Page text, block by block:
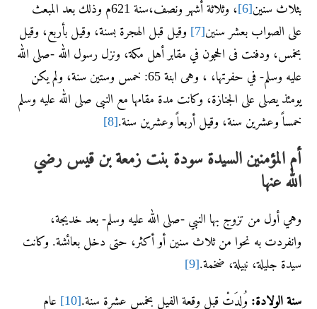
بثلاث سنين[6]
، وثلاثة أشهر ونصف،سنة 621م وذلك بعد المبعث
على الصواب بعشر سنين[7]
وقيل قبل الهجرة بسنة، وقيل بأربع، وقيل
بخمس، ودفنت فى الحجون في مقابر أهل مكة، ونزل رسول الله -صلى الله
عليه وسلم- في حفرتها، ، وهى ابنة 65: خمس وستين سنة، ولم يكن
يومئذ يصلى على الجنازة، وكانت مدة مقامها مع النبى صلى الله عليه وسلم
خمساً وعشرين سنة، وقيل أربعاً وعشرين سنة.[8]
أم المؤمنين السيدة سودة بنت زمعة بن قيس رضي
الله عنها
وهي أول من تزوج بها النبي -صلى الله عليه وسلم- بعد خديجة،
وانفردت به نحوا من ثلاث سنين أو أكثر، حتى دخل بعائشة. وكانت
سيدة جليلة، نبيلة، ضخمة.[9]
سنة الولادة: وُلِدَتْ قبل وقعة الفيل بخمس عشرة سنة.[10]
عام